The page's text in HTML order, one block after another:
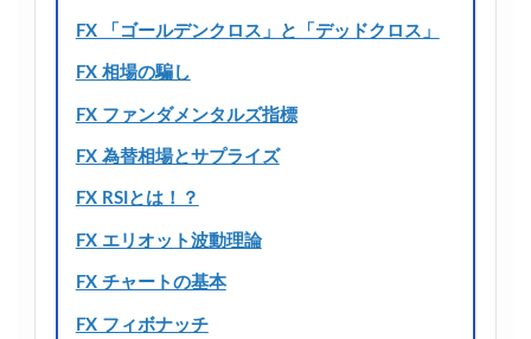
FX 「ゴールデンクロス」と「デッドクロス」
FX 相場の騙し
FX ファンダメンタルズ指標
FX 為替相場とサプライズ
FX RSIとは！？
FX エリオット波動理論
FX チャートの基本
FX フィボナッチ